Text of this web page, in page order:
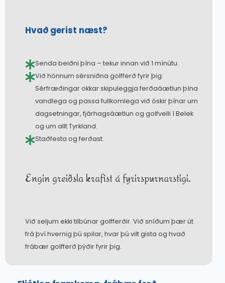
Hvað gerist næst?
Senda beiðni þína – tekur innan við 1 mínútu.
Við hönnum sérsniðna golfferð fyrir þig:
Sérfræðingar okkar skipuleggja ferðaáætlun þína
vandlega og passa fullkomlega við óskir þínar um
dagsetningar, fjárhagsáætlun og golfvelli í Belek
og um allt Tyrkland.
Staðfesta og ferðast.
Engin greiðsla krafist á fyrirspurnarstigi.
Við seljum ekki tilbúnar golfferðir. Við sníðum þær út
frá því hvernig þú spilar, hvar þú vilt gista og hvað
frábær golfferð þýðir fyrir þig.